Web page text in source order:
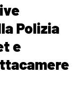
Polizia
e